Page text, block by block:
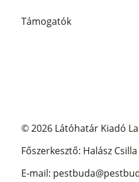
Támogatók
© 2026 Látóhatár Kiadó
Főszerkesztő: Halász Csilla
E-mail: